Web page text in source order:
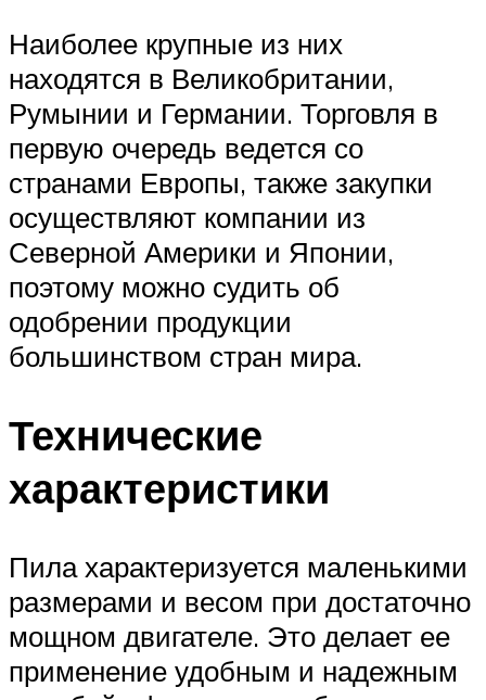
Наиболее крупные из них
находятся в Великобритании,
Румынии и Германии. Торговля в
первую очередь ведется со
странами Европы, также закупки
осуществляют компании из
Северной Америки и Японии,
поэтому можно судить об
одобрении продукции
большинством стран мира.
Технические
характеристики
Пила характеризуется маленькими
размерами и весом при достаточно
мощном двигателе. Это делает ее
применение удобным и надежным